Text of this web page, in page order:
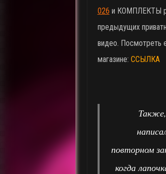
026 и КОМПЛЕКТЫ
предыдущих
видео. Посмотреть
магазине: ССЫЛКА
повторном
когда